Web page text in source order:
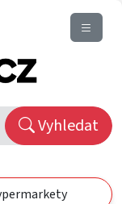
Vyhledat